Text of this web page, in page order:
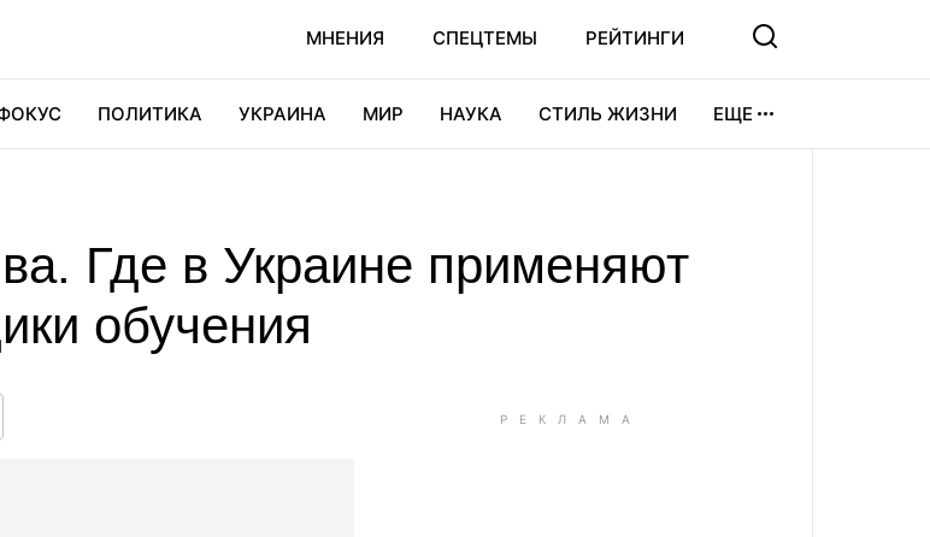
МНЕНИЯ СПЕЦТЕМЫ РЕЙТИНГИ
ПОЛИТИКА УКРАИНА МИР НАУКА СТИЛЬ ЖИЗНИ ЕЩЕ
Где в Украине применяют
обучения